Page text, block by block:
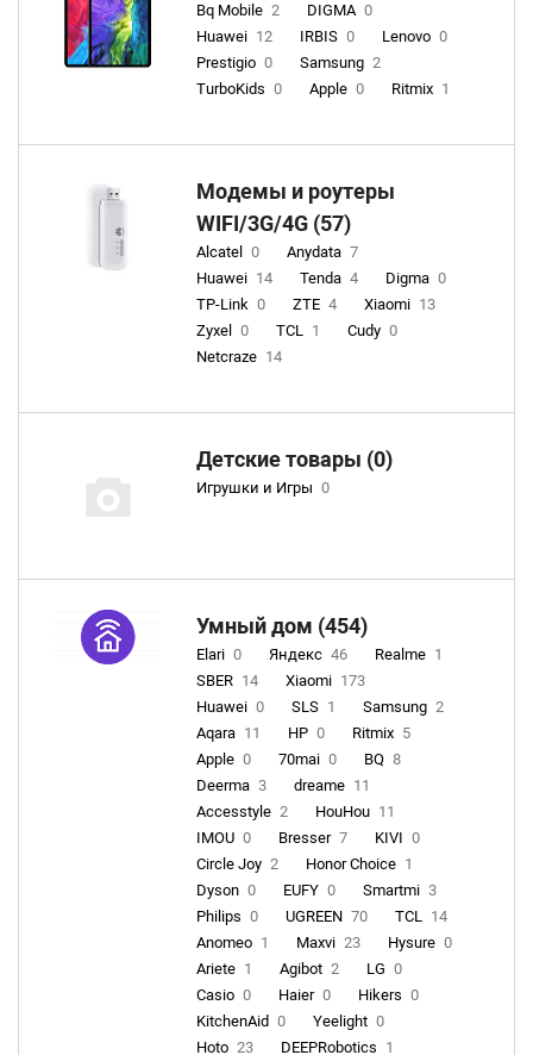
Bq Mobile 2 DIGMA 0
Huawei 12 IRBIS 0 Lenovo 0
Prestigio 0 Samsung 2
TurboKids 0 Apple 0 Ritmix 1
Модемы и роутеры
WIFI/3G/4G (57)
Alcatel 0 Anydata 7
Huawei 14 Tenda 4 Digma 0
TP-Link 0 ZTE 4 Xiaomi 13
Zyxel
0 TCL 1 Cudy 0
Netcraze 14
Детские товары (0)
Игрушки и Игры 0
Умный дом (454)
Elari 0 Яндекс 46 Realme 1
SBER 14 Xiaomi 173
Huawei 0 SLS 1 Samsung 2
Aqara 11 HP 0 Ritmix 5
Apple 0 70mai 0 BQ 8
Deerma 3 dreame 11
Accesstyle 2 HouHou 11
IMOU 0 Bresser 7 KIVI 0
Circle Joy 2 Honor Choice 1
Dyson 0 EUFY 0 Smartmi 3
Philips 0 UGREEN 70 TCL 14
Anomeo 1 Maxvi 23 Hysure 0
Ariete 1 Agibot 2 LG 0
Casio 0 Haier 0 Hikers 0
KitchenAid 0 Yeelight 0
Hoto 23 DEEPRobotics 1